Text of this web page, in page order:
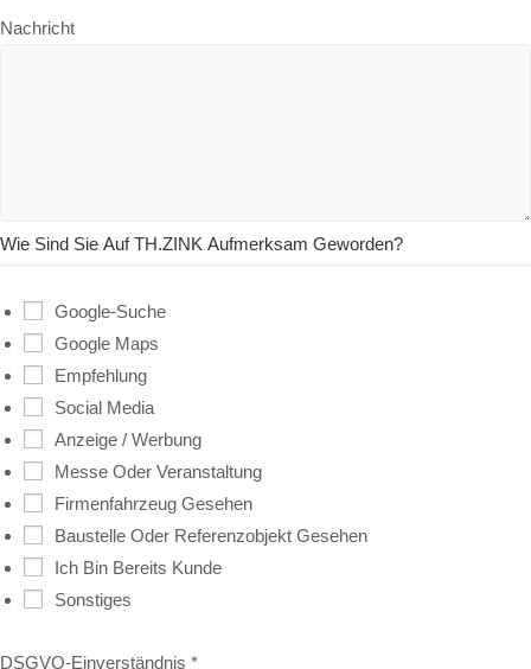
Nachricht
Wie Sind Sie Auf TH.ZINK Aufmerksam Geworden?
Google-Suche
Google Maps
Empfehlung
Social Media
Anzeige / Werbung
Messe Oder Veranstaltung
Firmenfahrzeug Gesehen
Baustelle Oder Referenzobjekt Gesehen
Ich Bin Bereits Kunde
Sonstiges
DSGVO-Einverständnis *